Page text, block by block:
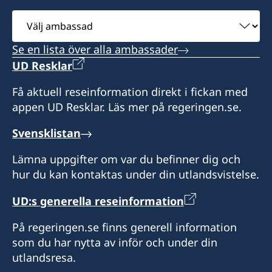
Oranjestad, Aruba
Honorärkonsul: Yvonne H.M. Escalona
Honorärkonsulns sekreterare:
Sue-Ellen Tromp-Croes
Konsulatets öppettider:
mån-fre 9:00 - 12:00
Konsulatet i Oranjestad har begränsade
möjligheter att hjälpa svenska medborgare.
nationellt ID-kort på konsulatet.
ärenden (pass, ID-kort, folkbokföring m.m.) i
första hand ska vända dig till Sveriges
ambassad i Haag.
Välj
ambassad
Se en lista över alla ambassader
UD Resklar
Få aktuell reseinformation direkt i fickan med
appen UD Resklar. Läs mer på regeringen.se.
Svensklistan
Lämna uppgifter om var du befinner dig och
hur du kan kontaktas under din utlandsvistelse.
UD:s generella reseinformation
På regeringen.se finns generell information
som du har nytta av inför och under din
utlandsresa.